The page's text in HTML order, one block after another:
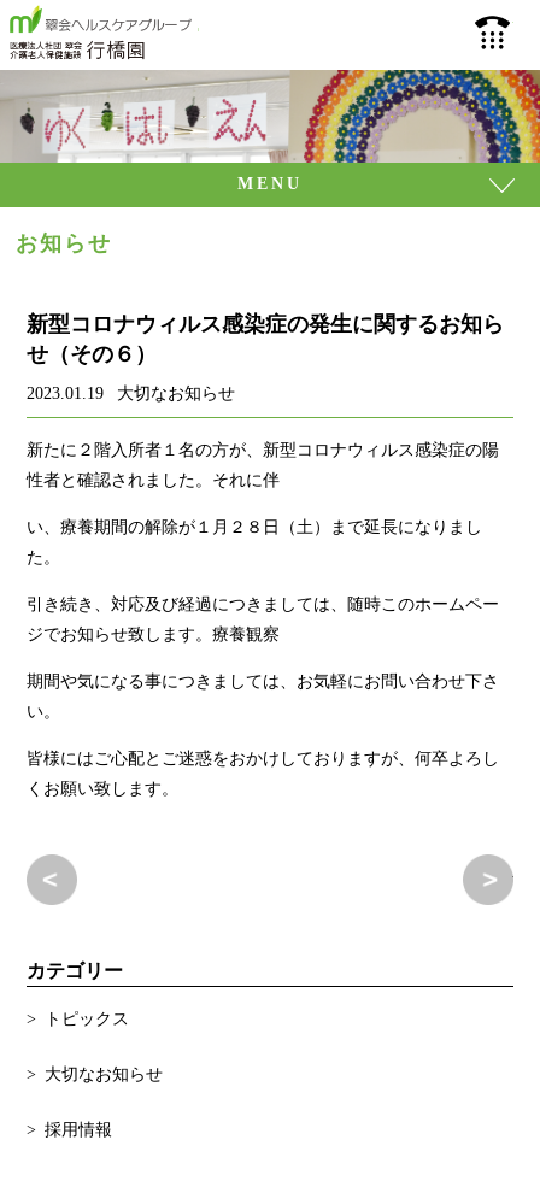
介護老人保健施設 行
MENU
お知らせ
新型コロナウィルス感染症の発生に関するお知ら
せ（その６）
2023.01.19 大切なお知らせ
新たに２階入所者１名の方が、新型コロナウィルス感染症の陽
性者と確認されました。それに伴
い、療養期間の解除が１月２８日（土）まで延長になりまし
た。
引き続き、対応及び経過につきましては、随時このホームペー
ジでお知らせ致します。療養観察
期間や気になる事につきましては、お気軽にお問い合わせ下さ
い。
皆様にはご心配とご迷惑をおかけしておりますが、何卒よろし
くお願い致します。
新型コロナウィルス感染症、当園における発生の収束のお知
カテゴリー
トピックス
大切なお知らせ
採用情報